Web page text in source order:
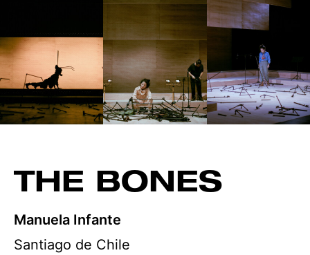
Braunschweig
THE BONES
Manuela Infante
Santiago de Chile